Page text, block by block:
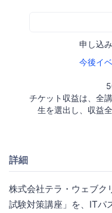
申し込
今後イ
チケット収益は、全
生を選出し、収益
詳細
株式会社テラ・ウェブク
試験対策講座」を、ITパ